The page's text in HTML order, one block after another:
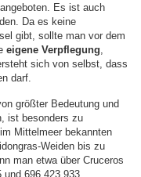
Es ist auch
Da es keine
gibt, sollte man vor dem
eigene Verpflegung,
sich von selbst, dass
darf.
größter Bedeutung und
ist besonders zu
Mittelmeer bekannten
Weiden bis zu
man etwa über Cruceros
und 696 423 933